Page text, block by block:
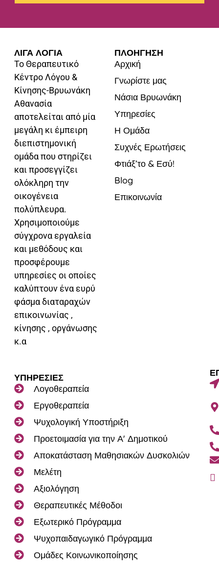
ΛΙΓΑ ΛΟΓΙΑ
Το Θεραπευτικό
Κέντρο Λόγου &
Κίνησης-Βρυωνάκη
Αθανασία
αποτελείται από μία
μεγάλη κι έμπειρη
διεπιστημονική
ομάδα που στηρίζει
και προσεγγίζει
ολόκληρη την
οικογένεια
πολύπλευρα.
Χρησιμοποιούμε
σύγχρονα εργαλεία
και μεθόδους και
προσφέρουμε
υπηρεσίες οι οποίες
καλύπτουν ένα ευρύ
φάσμα διαταραχών
επικοινωνίας ,
κίνησης , οργάνωσης
κ.α
ΠΛΟΗΓΗΣΗ
Αρχική
Γνωρίστε μας
Νάσια Βρυωνάκη
Υπηρεσίες
Η Ομάδα
Συχνές Ερωτήσεις
Φτιάξ’το & Εσύ!
Blog
Επικοινωνία
ΥΠΗΡΕΣΙΕΣ
Λογοθεραπεία
Εργοθεραπεία
Ψυχολογική Υποστήριξη
Προετοιμασία για την Α' Δημοτικού
Αποκατάσταση Μαθησιακών Δυσκολιών
Μελέτη
Αξιολόγηση
Θεραπευτικές Μέθοδοι
Εξωτερικό Πρόγραμμα
Ψυχοπαιδαγωγικό Πρόγραμμα
Ομάδες Κοινωνικοποίησης